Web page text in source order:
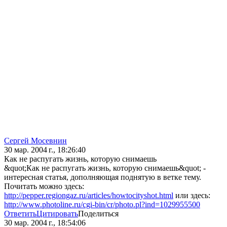
Сергей Мосевнин
30 мар. 2004 г., 18:26:40
Как не распугать жизнь, которую снимаешь
&quot;Как не распугать жизнь, которую снимаешь&quot; -
интересная статья, дополняющая поднятую в ветке тему.
Почитать можно здесь:
http://pepper.regiongaz.ru/articles/howtocityshot.html или здесь:
http://www.photoline.ru/cgi-bin/cr/photo.pl?ind=1029955500
ОтветитьЦитироватьПоделиться
30 мар. 2004 г., 18:54:06